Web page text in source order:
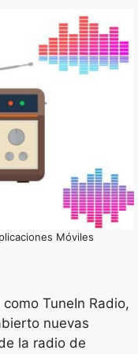
Móviles
TuneIn Radio,
nuevas
la radio de